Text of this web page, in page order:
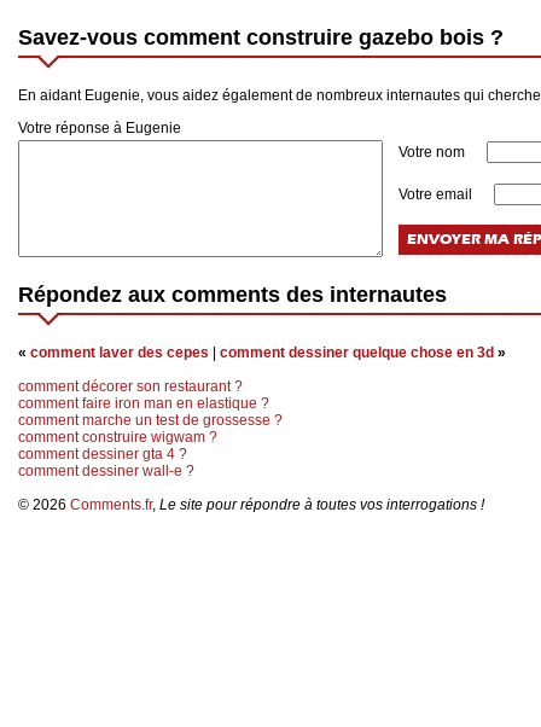
Savez-vous comment construire gazebo bois ?
En aidant Eugenie, vous aidez également de nombreux internautes qui
Votre réponse à Eugenie
Votre nom
Votre email
Répondez aux comments des internautes
« comment laver des cepes comment dessiner quelque chose en 3d »
comment décorer son restaurant ?
comment faire iron man en elastique ?
comment marche un test de grossesse ?
comment construire wigwam ?
comment dessiner gta 4 ?
comment dessiner wall-e ?
© 2026 Comments.fr, Le site pour répondre à toutes vos interrogations !